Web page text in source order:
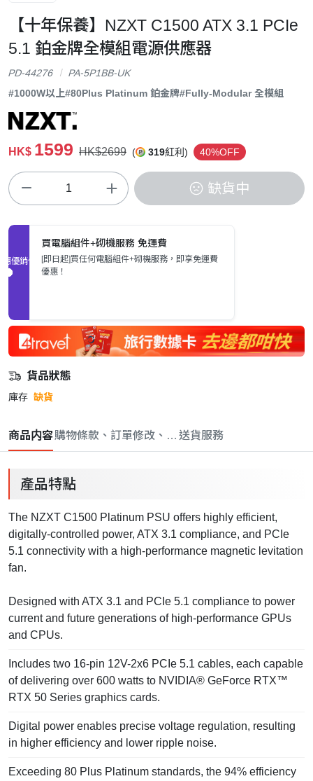
【十年保養】NZXT C1500 ATX 3.1 PCIe
5.1 鉑金牌全模組電源供應器
PD-44276
PA-5P1BB-UK
#1000W以上#80Plus Platinum 鉑金牌#Fully-Modular 全模組
HK$ 1599 HK$2699 ( 319紅利) 40%OFF
缺貨中
促銷優惠
買電腦組件+砌機服務 免運費
[即日起]買任何電腦組件+砌機服務，即享免運費
優惠！
貨品狀態
庫存 缺貨
商品内容購物條款、訂單修改、取消與退款政策
送貨服務
產品特點
The NZXT C1500 Platinum PSU offers highly efficient,
digitally-controlled power, ATX 3.1 compliance, and PCIe
5.1 connectivity with a high-performance magnetic levitation
fan.
Designed with ATX 3.1 and PCIe 5.1 compliance to power
current and future generations of high-performance GPUs
and CPUs.
Includes two 16-pin 12V-2x6 PCIe 5.1 cables, each capable
of delivering over 600 watts to NVIDIA® GeForce RTX™
RTX 50 Series graphics cards.
Digital power enables precise voltage regulation, resulting
in higher efficiency and lower ripple noise.
Exceeding 80 Plus Platinum standards, the 94% efficiency